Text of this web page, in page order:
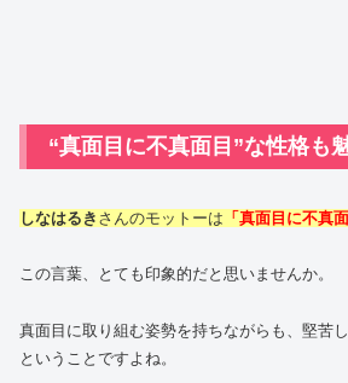
“真面目に不真面目”な性格も
しなはるき さんのモットーは 「真面目に不真面
この言葉、とても印象的だと思いませんか。
真面目に取り組む姿勢を持ちながらも、堅苦
ということですよね。